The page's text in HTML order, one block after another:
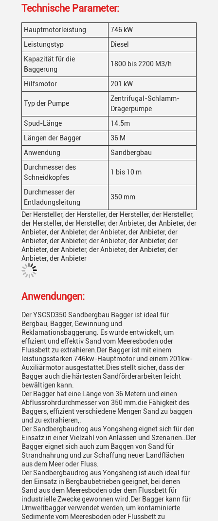
Technische Parameter:
Hauptmotorleistung
746 kW
Leistungstyp
Diesel
Kapazität für die
Baggerung
1800 bis 2200 M3/h
Hilfsmotor 201 kW
Typ der Pumpe
Zentrifugal-Schlamm-
Drägerpumpe
Spud-Länge
14.5m
Längen der Bagger
36 M
Anwendung
Sandbergbau
Durchmesser des
Schneidkopfes
1 bis 10 m
Durchmesser der
Entladungsleitung
350 mm
Der Hersteller, der Hersteller, der Hersteller, der Hersteller,
der Hersteller, der Hersteller, der Anbieter, der Anbieter, der
Anbieter, der Anbieter, der Anbieter, der Anbieter, der
Anbieter, der Anbieter, der Anbieter, der Anbieter, der
Anbieter, der Anbieter, der Anbieter, der Anbieter, der
Anbieter, der Anbieter
Anwendungen:
Der YSCSD350 Sandbergbau Bagger ist ideal für
Bergbau, Bagger, Gewinnung und
Reklamationsbaggerung. Es wurde entwickelt, um
effizient und effektiv Sand vom Meeresboden oder
Flussbett zu extrahieren.Der Bagger ist mit einem
leistungsstarken 746kw-Hauptmotor und einem 201kw-
Auxiliärmotor ausgestattet.Dies stellt sicher, dass der
Bagger auch die härtesten Sandförderarbeiten leicht
bewältigen kann.
Der Bagger hat eine Länge von 36 Metern und einen
Abflussrohrdurchmesser von 350 mm.die Fähigkeit des
Baggers, effizient verschiedene Mengen Sand zu baggen
und zu extrahieren,.
Der Sandbergbaudrog aus Yongsheng eignet sich für den
Einsatz in einer Vielzahl von Anlässen und Szenarien..Der
Bagger eignet sich auch zum Baggen von Sand für
Strandnahrung und zur Schaffung neuer Landflächen
aus dem Meer oder Fluss.
Der Sandbergbaudrog aus Yongsheng ist auch ideal für
den Einsatz in Bergbaubetrieben geeignet, bei denen
Sand aus dem Meeresboden oder dem Flussbett für
industrielle Zwecke gewonnen wird.Der Bagger kann für
Umweltbagger verwendet werden, um kontaminierte
Sedimente vom Meeresboden oder Flussbett zu